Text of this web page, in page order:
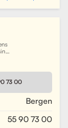
et
som
73 00
Bergen
55 90 73 00